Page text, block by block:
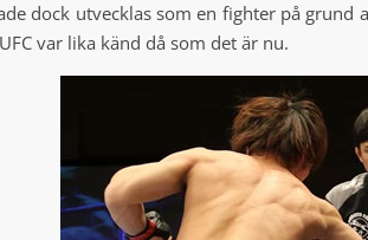
dock utvecklas som en fighter på
var lika känd då som det är nu.